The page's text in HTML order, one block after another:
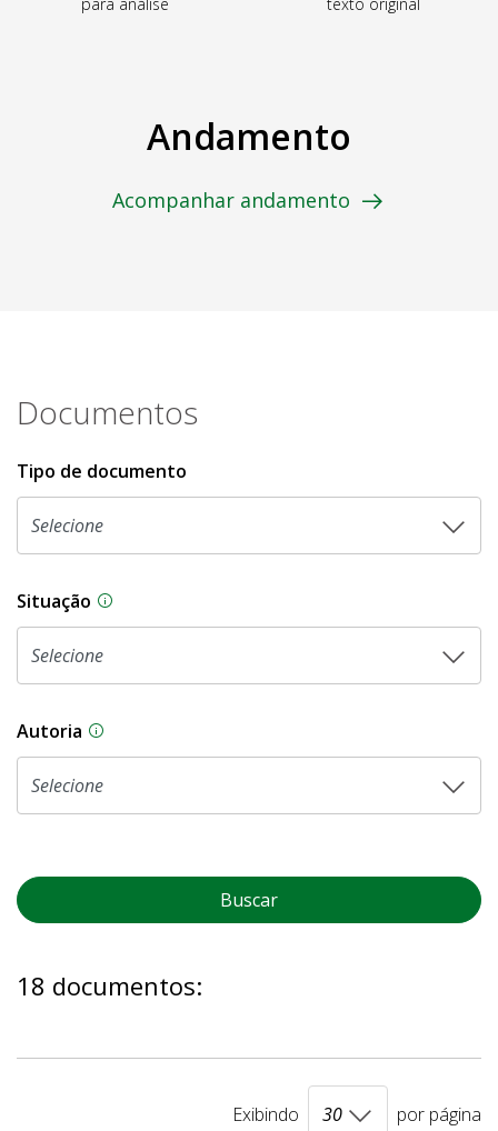
Andamento
Acompanhar andamento
Documentos
Tipo de documento
Situação Na CLDF, as proposições legislativas
Autoria As proposições legislativas na CLDF podem
Buscar
18 documentos:
Exibindo por página